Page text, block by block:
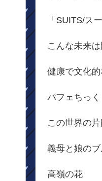
「SUITS/スー
こんな未来
健康で文化
パフェちっく
この世界の片
義母と娘のブ
高嶺の花